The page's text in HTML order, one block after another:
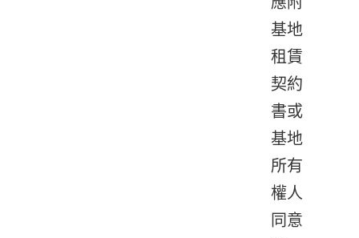
基地
租賃
契約
書或
基地
所有
權人
同意